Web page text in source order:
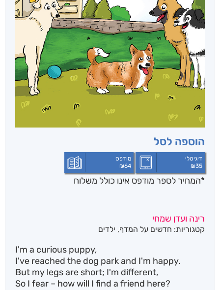
הוספה לסל
דיגיטלי
₪35
מודפס
₪64
*המחיר לספר מודפס אינו כולל משלוח
רינה ועדן שמחי
קטגוריות: חדשים על המדף, ילדים
I'm a curious puppy,
I've reached the dog park and I'm happy.
But my legs are short; I'm different,
So I fear – how will I find a friend here?